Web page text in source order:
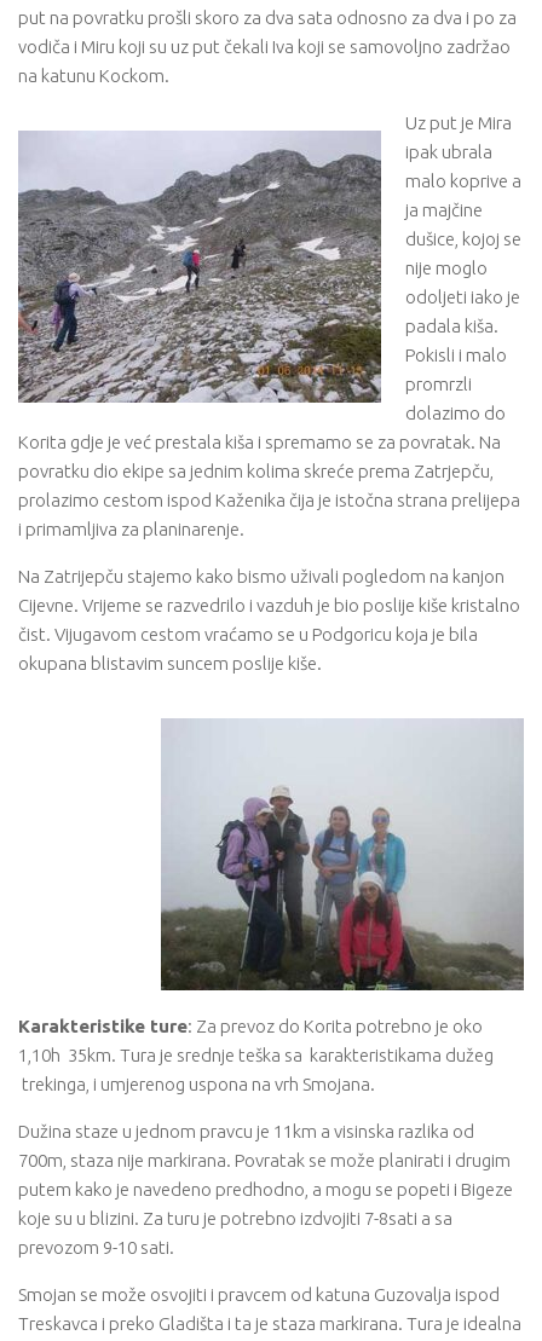
put na povratku prošli skoro za dva sata odnosno za dva i po za
vodiča i Miru koji su uz put čekali Iva koji se samovoljno zadržao
na katunu Kockom.
Uz put je Mira
ipak ubrala
malo koprive a
ja majčine
dušice, kojoj se
nije moglo
odoljeti iako je
padala kiša.
Pokisli i malo
promrzli
dolazimo do
Korita gdje je već prestala kiša i spremamo se za povratak. Na
povratku dio ekipe sa jednim kolima skreće prema Zatrjepču,
prolazimo cestom ispod Kaženika čija je istočna strana prelijepa
i primamljiva za planinarenje.
Na Zatrijepču stajemo kako bismo uživali pogledom na kanjon
Cijevne. Vrijeme se razvedrilo i vazduh je bio poslije kiše kristalno
čist. Vijugavom cestom vraćamo se u Podgoricu koja je bila
okupana blistavim suncem poslije kiše.
Karakteristike ture: Za prevoz do Korita potrebno je oko
1,10h 35km. Tura je srednje teška sa karakteristikama dužeg
trekinga, i umjerenog uspona na vrh Smojana.
Dužina staze u jednom pravcu je 11km a visinska razlika od
700m, staza nije markirana. Povratak se može planirati i drugim
putem kako je navedeno predhodno, a mogu se popeti i Bigeze
koje su u blizini. Za turu je potrebno izdvojiti 7-8sati a sa
prevozom 9-10 sati.
Smojan se može osvojiti i pravcem od katuna Guzovalja ispod
Treskavca i preko Gladišta i ta je staza markirana. Tura je idealna